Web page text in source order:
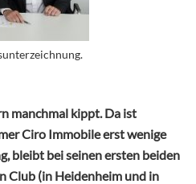
manchmal kippt. Da ist
Ciro Immobile erst wenige
bleibt bei seinen ersten beiden
Club (in Heidenheim und in